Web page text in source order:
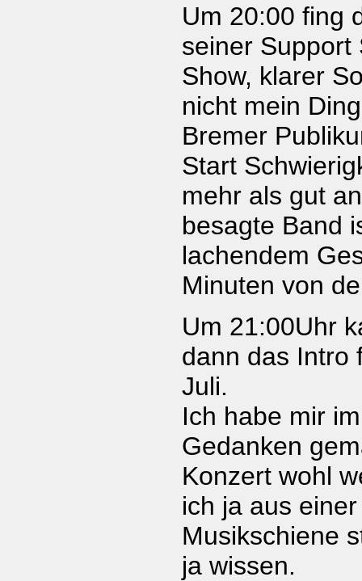
Um 20:00 fing
seiner Support
Show, klarer
nicht mein
Bremer
Start
mehr als gut
besagte Band
lachendem
Minuten von
Um 21:00Uhr
dann das Intro
Juli.
Ich habe mir
Gedanken
Konzert wohl
ich ja aus
Musikschiene
ja wissen.